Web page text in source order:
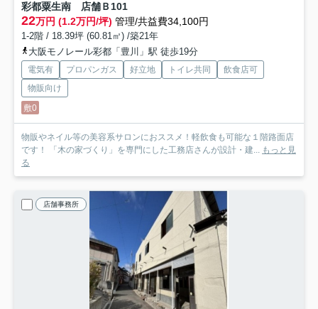
彩都粟生南 店舗Ｂ 101
22万円 (1.2万円/坪) 管理/共益費34,100円
1-2階 / 18.39坪 (60.81㎡) /築21年
大阪モノレール彩都「豊川」駅 徒歩19分
電気有 プロパンガス 好立地 トイレ共同
飲食店可
物販向け
敷0
物販やネイル等の美容系サロンにおススメ！軽飲食も可能な１階路面店
です！ 「木の家づくり」を専門にした工務店さんが設計・建... もっと見
る
店舗事務所